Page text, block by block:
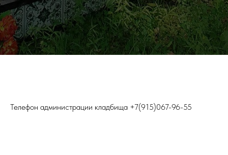
Телефон администрации кладбища +7(915)067-96-55